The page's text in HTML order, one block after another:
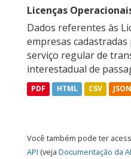
Licenças
Dados referentes às
empresas
serviço regular de
interestadual de
PDF HTML CSV JSON
Você também pode ter
API (veja Documentação da